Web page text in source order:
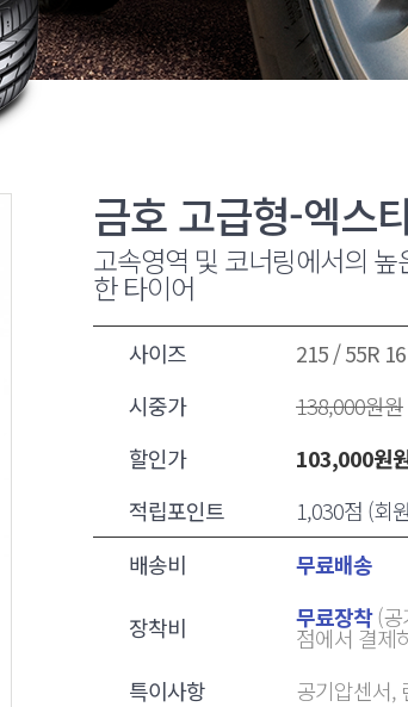
금호 고급형-엑스
고속영역 및 코너링에서의
한 타이어
사이즈
215 / 55R 16
시중가
138,000원원
할인가
103,000원
적립포인트
1,030점 (회
배송비
무료배송
장착비 무료장착(공
점에서 결제
특이사항
공기압센서,